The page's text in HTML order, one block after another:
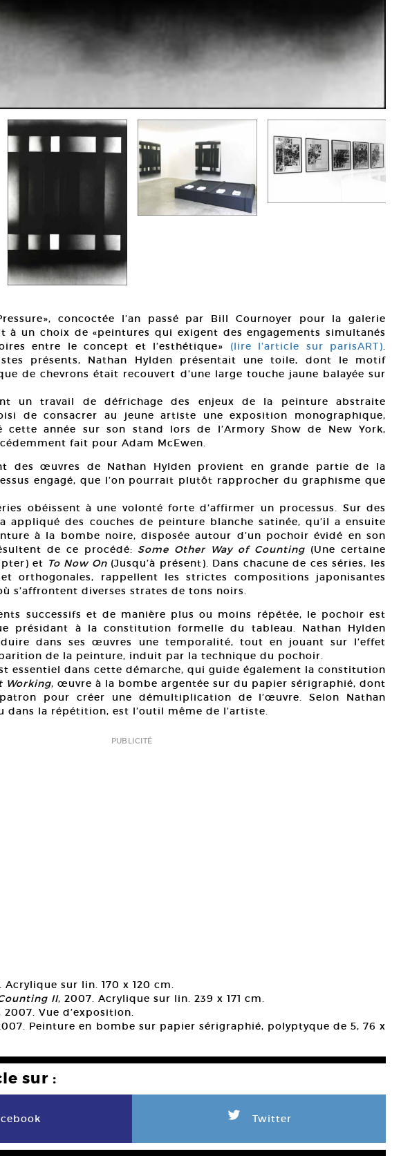
concoctée l’an passé par Bill Cournoyer pour la galerie
à un choix de «peintures qui exigent des engagements simultanés
entre le concept et l’esthétique» (lire l’article sur parisART).
présents, Nathan Hylden présentait une toile, dont le motif
de chevrons était recouvert d’une large touche jaune balayée sur
un travail de défrichage des enjeux de la peinture abstraite
de consacrer au jeune artiste une exposition monographique,
cette année sur son stand lors de l’Armory Show de New York,
fait pour Adam McEwen.
des œuvres de Nathan Hylden provient en grande partie de la
engagé, que l’on pourrait plutôt rapprocher du graphisme que
obéissent à une volonté forte d’affirmer un processus. Sur des
appliqué des couches de peinture blanche satinée, qu’il a ensuite
à la bombe noire, disposée autour d’un pochoir évidé en son
de ce procédé: Some Other Way of Counting (Une certaine
et To Now On(Jusqu’à présent). Dans chacune de ces séries, les
orthogonales, rappellent les strictes compositions japonisantes
s’affrontent diverses strates de tons noirs.
successifs et de manière plus ou moins répétée, le pochoir est
présidant à la constitution formelle du tableau. Nathan Hylden
dans ses œuvres une temporalité, tout en jouant sur l’effet
de la peinture, induit par la technique du pochoir.
essentiel dans cette démarche, qui guide également la constitution
Working, œuvre à la bombe argentée sur du papier sérigraphié, dont
pour créer une démultiplication de l’œuvre. Selon Nathan
dans la répétition, est l’outil même de l’artiste.
PUBLICITÉ
Acrylique sur lin. 170 x 120 cm.
II, 2007. Acrylique sur lin. 239 x 171 cm.
2007. Vue d’exposition.
Peinture en bombe sur papier sérigraphié, polyptyque de 5, 76 x
sur :
L Twitter